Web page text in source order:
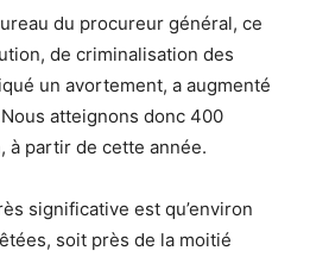
du procureur général, ce
de criminalisation des
un avortement, a augmenté
atteignons donc 400
à partir de cette année.
significative est qu’environ
soit près de la moitié